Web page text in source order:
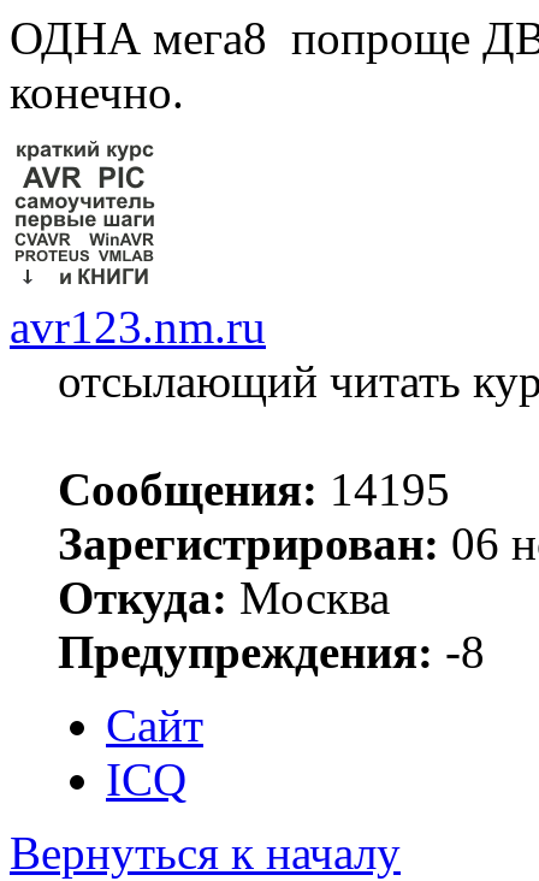
ОДНА мега8 попроще
конечно.
avr123.nm.ru
отсылающий читать
Сообщения: 14195
Зарегистрирован: 06
Откуда: Москва
Предупреждения: -8
Сайт
ICQ
Вернуться к началу